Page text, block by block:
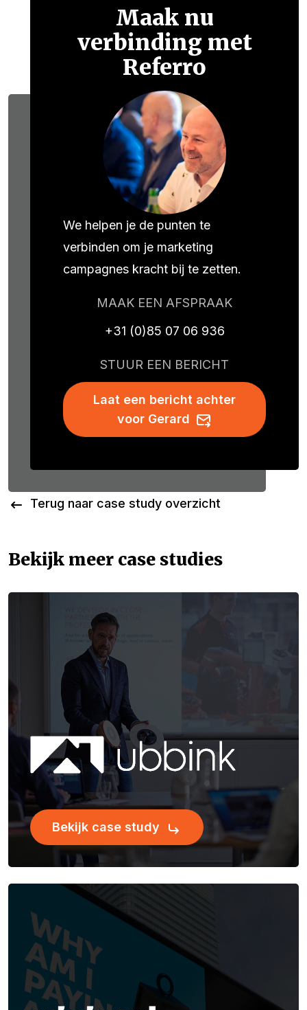
Maak nu
verbinding met
Referro
We helpen je de punten te
verbinden om je marketing
campagnes kracht bij te zetten.
MAAK EEN AFSPRAAK
+31 (0)85 07 06 936
STUUR EEN BERICHT
Laat een bericht achter
voor Gerard
Terug naar case study overzicht
Bekijk meer case studies
Bekijk case study